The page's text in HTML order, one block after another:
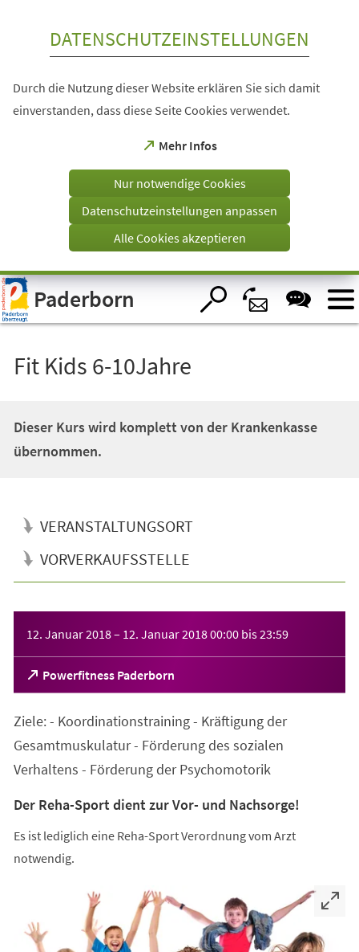
Visuelle
Assistenzsoftware
öffnen.
DATENSCHUTZEINSTELLUNGEN
Durch die Nutzung dieser Website erklären Sie sich damit
einverstanden, dass diese Seite Cookies verwendet.
Mehr Infos
(Öffnet
einem
Tab)
Nur notwendige Cookies
Datenschutzeinstellungen anpassen
Alle Cookies akzeptieren
Paderborn
Fit Kids 6-10Jahre
Dieser Kurs wird komplett von der Krankenkasse
übernommen.
VERANSTALTUNGSORT
VORVERKAUFSSTELLE
12. Januar 2018– 12. Januar 201800:00 bis23:59
Powerfitness Paderborn
(Öffnet
in
neuen
Ziele: - Koordinationstraining - Kräftigung der
Gesamtmuskulatur - Förderung des sozialen
Verhaltens - Förderung der Psychomotorik
Der Reha-Sport dient zur Vor- und Nachsorge!
Es ist lediglich eine Reha-Sport Verordnung vom Arzt
notwendig.